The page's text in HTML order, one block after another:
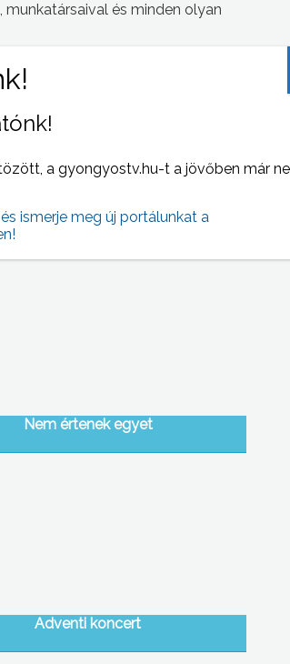
és minden olyan
az eseményen. Elismerték Tóth
és Média Ügynökség
munkásságát is.
(2015-12-01 )
Nem értenek egyet
Adventi koncert
a gyongyostv.hu-t a jövőben már
ismerje meg új portálunkat a